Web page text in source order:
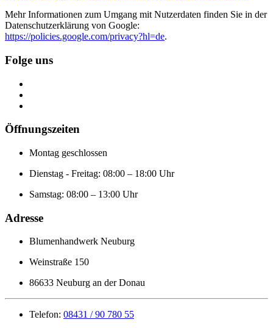
Mehr Informationen zum Umgang mit Nutzerdaten finden Sie in der
Datenschutzerklärung von Google:
https://policies.google.com/privacy?hl=de.
Folge uns
Öffnungszeiten
Montag geschlossen
Dienstag - Freitag: 08:00 – 18:00 Uhr
Samstag: 08:00 – 13:00 Uhr
Adresse
Blumenhandwerk Neuburg
Weinstraße 150
86633 Neuburg an der Donau
Telefon: 08431 / 90 780 55